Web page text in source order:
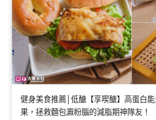
健身美食推薦│低醣【享喫醣】高蛋白
果，拯救麵包澱粉腦的減脂期神隊友！